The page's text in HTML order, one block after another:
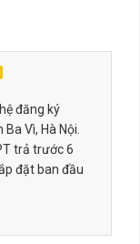
đăng ký
Vì, Hà Nội.
trả trước 6
đặt ban đầu